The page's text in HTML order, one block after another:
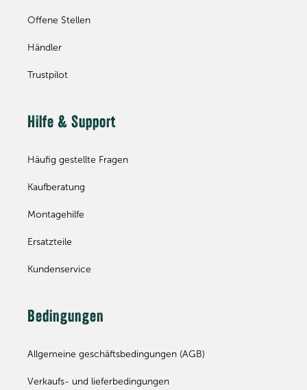
Offene Stellen
Händler
Trustpilot
Hilfe & Support
Häufig gestellte Fragen
Kaufberatung
Montagehilfe
Ersatzteile
Kundenservice
Bedingungen
Allgemeine geschäftsbedingungen (AGB)
Verkaufs- und lieferbedingungen